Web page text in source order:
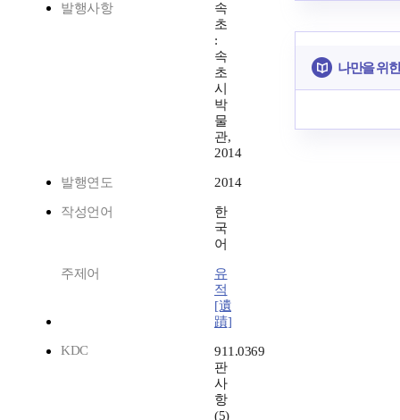
발행사항
속
초
:
속
초
시
박
물
관,
2014
발행연도 2014
작성언어
한
국
어
주제어
유
적
[遺
蹟]
KDC
911.0369
판
사
항
(5)
나만을 위